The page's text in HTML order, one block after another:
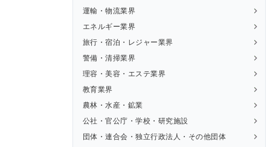
運輸・物流業界
エネルギー業界
旅行・宿泊・レジャー業界
警備・清掃業界
理容・美容・エステ業界
教育業界
農林・水産・鉱業
公社・官公庁・学校・研究施設
団体・連合会・独立行政法人・その他団体